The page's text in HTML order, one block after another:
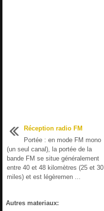
Réception radio FM
Portée : en mode FM mono
(un seul canal), la portée de la
bande FM se situe généralement
entre 40 et 48 kilomètres (25 et 30
miles) et est légèremen ...
Autres materiaux: